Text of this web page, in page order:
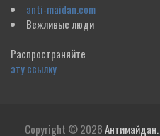
anti-maidan.com
Вежливые люди
Распространяйте
эту ссылку
Copyright © 2026